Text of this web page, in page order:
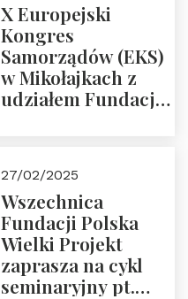
X Europejski
Kongres
Samorządów (EKS)
w Mikołajkach z
udziałem Fundacji
27/02/2025
Wszechnica
Fundacji Polska
Wielki Projekt
zaprasza na cykl
seminaryjny pt.